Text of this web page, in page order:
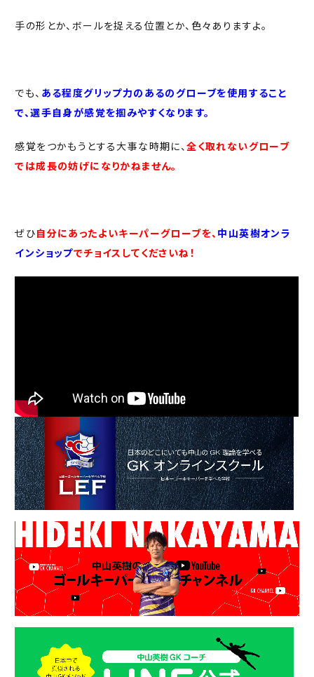
手の形とか、ボールを捉える位置とか、色々ありますよ。
でも、 ある程度グリップ力のあるのグローブを使用すること
で、選手自身が感覚を掴みやすくなります。
感覚をつかもうとする大事な時期に、全く取れないグローブ
では成長の妨げになりかねません。
ぜひ自分にあったよいキーパーグローブを、 中山英樹オンラ
インショップでチョイスしてくださいね！